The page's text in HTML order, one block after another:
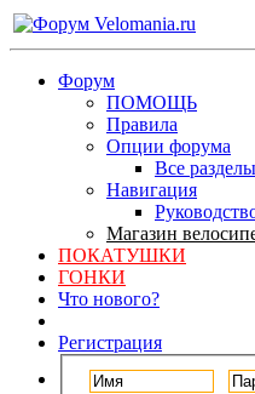
Форум
ПОМОЩЬ
Правила
Опции форума
Все
Навигация
Магазин
ПОКАТУШКИ
ГОНКИ
Что нового?
Регистрация